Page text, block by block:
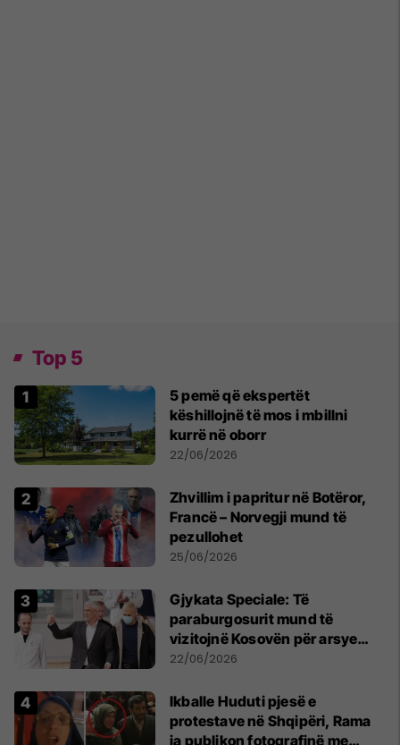
Top 5
5 pemë që ekspertët
këshillojnë të mos i mbillni
kurrë në oborr
22/06/2026
Zhvillim i papritur në Botëror,
Francë – Norvegji mund të
pezullohet
25/06/2026
​Gjykata Speciale: Të
paraburgosurit mund të
vizitojnë Kosovën për arsye
humanitare
22/06/2026
Ikballe Huduti pjesë e
protestave në Shqipëri, Rama
ia publikon fotografinë me